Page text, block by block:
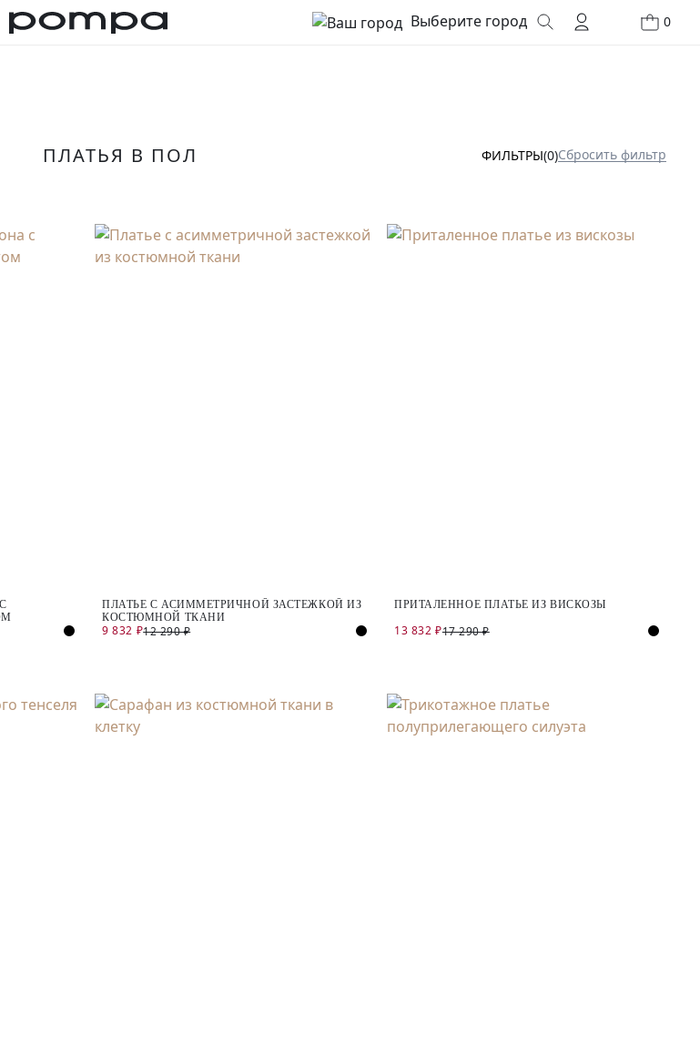
Выберите город 0
ПЛАТЬЯ В ПОЛ ФИЛЬТРЫ(0)Сбросить фильтр
ПЛАТЬЕ С АСИММЕТРИЧНОЙ ЗАСТЕЖКОЙ ИЗ
КОСТЮМНОЙ ТКАНИ
9 832 ₽12 290 ₽
ПРИТАЛЕННОЕ ПЛАТЬЕ ИЗ ВИСКОЗЫ
13 832 ₽17 290 ₽